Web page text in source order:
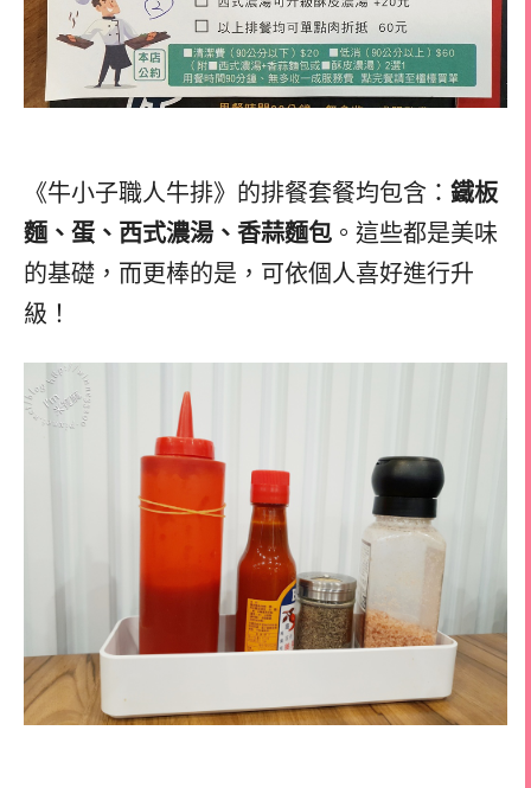
《牛小子職人牛排》的排餐套餐均包含： 鐵板
麵、蛋、西式濃湯、香蒜麵包 。這些都是美味
的基礎，而更棒的是，可依個人喜好進行升
級！